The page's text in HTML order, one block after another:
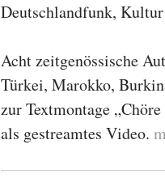
Deutschlandfunk,
Acht zeitgenössische
Türkei, Marokko,
zur Textmontage
als gestreamtes Video.